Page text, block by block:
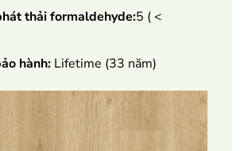
thải formaldehyde:5 ( <
hành:Lifetime (33 năm)